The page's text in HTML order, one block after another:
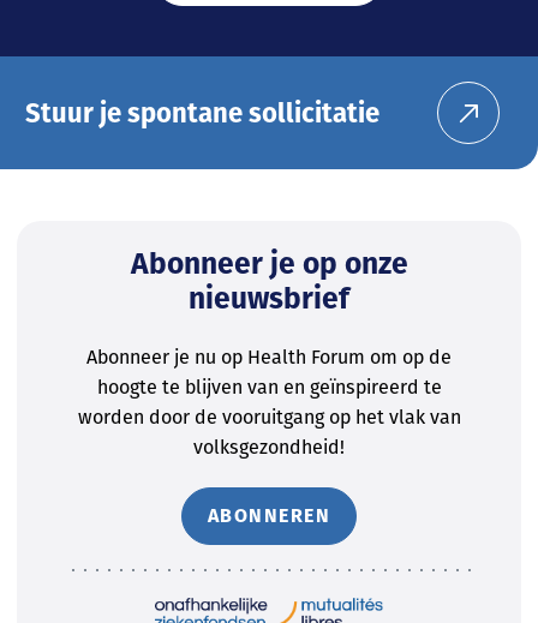
Stuur je spontane sollicitatie
Abonneer je op onze
nieuwsbrief
Abonneer je nu op Health Forum om op de
hoogte te blijven van en geïnspireerd te
worden door de vooruitgang op het vlak van
volksgezondheid!
ABONNEREN